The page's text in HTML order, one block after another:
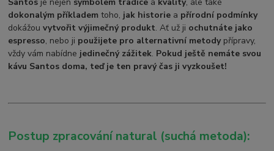
dokonalým příkladem toho, jak historie a přírodní podmínky
dokážouvytvořit výjimečný produkt. Ať už ji ochutnáte jako
espresso, nebo ji použijete pro alternativní metodypřípravy,
vždy vám nabídne jedinečný zážitek. Pokud ještě nemáte svou
kávu Santos doma, teď je ten pravý čas ji vyzkoušet!
Postup zpracování natural (suchá metoda):